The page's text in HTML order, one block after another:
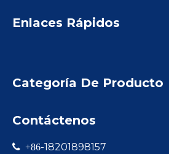
Enlaces Rápidos
Categoría De Producto
Contáctenos
 +86-18201898157